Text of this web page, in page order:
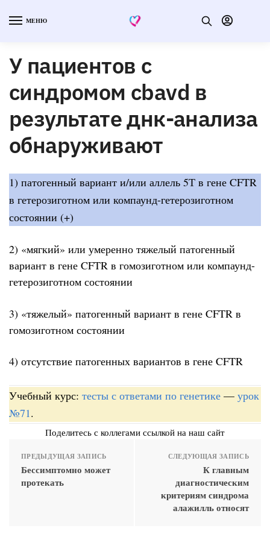
МЕНЮ
У пациентов с
синдромом cbavd в
результате днк-анализа
обнаруживают
1) патогенный вариант и/или аллель 5Т в гене CFTR
в гетерозиготном или компаунд-гетерозиготном
состоянии (+)
2) «мягкий» или умеренно тяжелый патогенный
вариант в гене CFTR в гомозиготном или компаунд-
гетерозиготном состоянии
3) «тяжелый» патогенный вариант в гене CFTR в
гомозиготном состоянии
4) отсутствие патогенных вариантов в гене CFTR
Учебный курс: тесты с ответами по генетике — урок
№71.
Поделитесь с коллегами ссылкой на наш сайт
ПРЕДЫДУЩАЯ ЗАПИСЬ
Бессимптомно может
протекать
СЛЕДУЮЩАЯ ЗАПИСЬ
К главным
диагностическим
критериям синдрома
алажилль относят